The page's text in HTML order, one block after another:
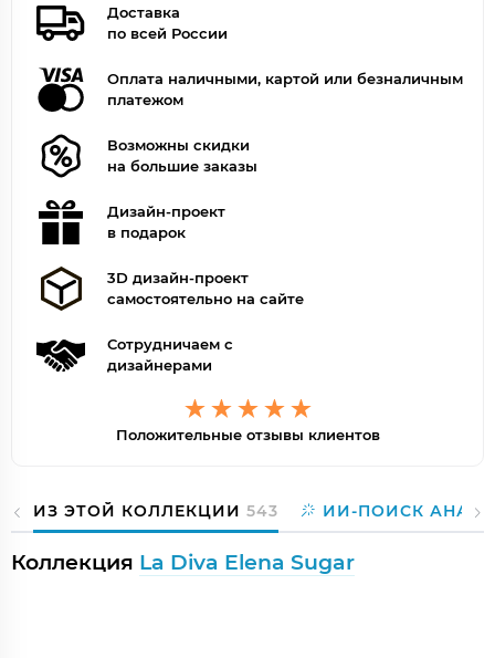
Доставка
по всей России
Оплата наличными, картой или безналичным
платежом
Возможны скидки
на большие заказы
Дизайн-проект
в подарок
3D дизайн-проект
самостоятельно на сайте
Сотрудничаем с
дизайнерами
Положительные отзывы клиентов
ИЗ ЭТОЙ КОЛЛЕКЦИИ 543 ИИ-ПОИСК
Коллекция La Diva Elena Sugar